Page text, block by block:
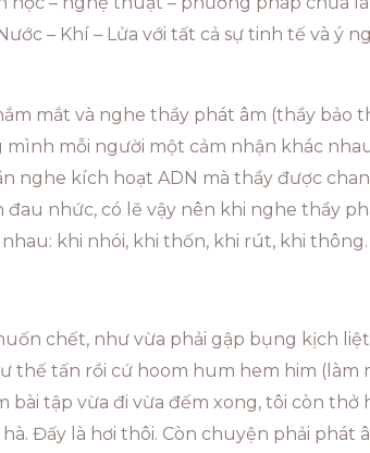
– Khí – Lửa với tất cả sự tinh tế và ý
mắt và nghe thầy phát âm (thầy bảo
mỗi người một cảm nhận khác
nghe kích hoạt ADN mà thầy được
nhức, có lẽ vậy nên khi nghe thầy
khi nhói, khi thốn, khi rút, khi thông.
chết, như vừa phải gập bụng kịch
thế tấn rồi cứ hoom hum hem him (làm
tập vừa đi vừa đếm xong, tôi còn thở
Đấy là hơi thôi. Còn chuyện phải phát